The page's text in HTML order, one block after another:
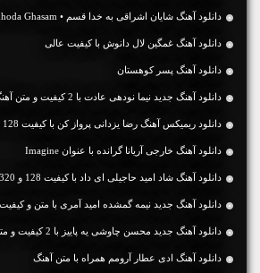
دانلود آهنگ شایان اشراقی به خدا قسم • Shayan Eshraghi Bekhoda Ghasam
دانلود آهنگ غمگین لال دانوش با کیفیت عالی
دانلود آهنگ پسر کوهستان
دانلود آهنگ جديد نیما نودهی عادت با 2 کیفیت و متن آهنگ
دانلود ریمیکس آهنگ رضا یزدانی پرواز کن با کیفیت 128 و 320
دانلود آهنگ خارجی آریانا گرانده با عنوان Imagine
دانلود آهنگ شاد امید حاجیلی ای داد با کیفیت 128 و 320
دانلود آهنگ جديد نیمه گمشده امید آمری با متن و
دانلود آهنگ جديد محسن چاوشی یه پاییز با 2 کیفیت و متن آهنگ
دانلود آهنگ ادی عطار آرومم همراه با متن آهنگ